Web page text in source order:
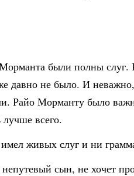
были полны слуг.
давно не было. И
Райо Морманту было
лучше всего.
живых слуг и ни
непутевый сын, не хочет